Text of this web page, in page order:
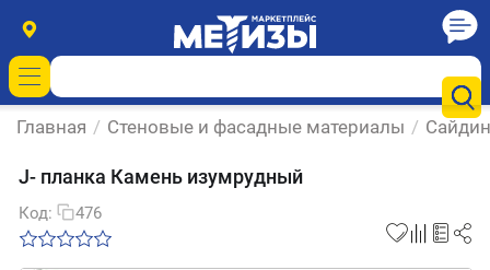
Главная / Стеновые и фасадные материалы /
J- планка Камень изумрудный
Код: 476